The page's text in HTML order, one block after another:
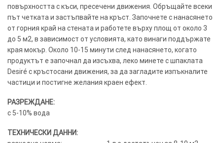
повърхността с къси, пресечени движения. Обръщайте всеки
път четката и застъпвайте на кръст. Започнете с нанасянето
от горния край на стената и работете върху площ от около 3
до 5 м2, в зависимост от условията, като винаги поддържате
края мокър. Около 10-15 минути след нанасянето, когато
продуктът е започнал да изсъхва, леко минете с шпаклата
Desiré с кръстосани движения, за да загладите изпъкналите
частици и постигне желания краен ефект.
РАЗРЕЖДАНЕ:
с 5-10% вода
ТЕХНИЧЕСКИ ДАННИ: